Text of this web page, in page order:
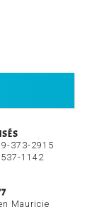
373-2915
1142
Mauricie